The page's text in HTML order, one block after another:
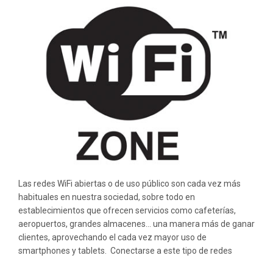
PRIVACIDAD
EN
UNA
WIFI
PÚBLICA
Las redes WiFi abiertas o de uso público son cada vez más
habituales en nuestra sociedad, sobre todo en
establecimientos que ofrecen servicios como cafeterías,
aeropuertos, grandes almacenes… una manera más de ganar
clientes, aprovechando el cada vez mayor uso de
smartphones y tablets. Conectarse a este tipo de redes